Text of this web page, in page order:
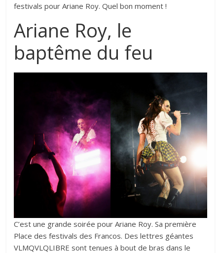
festivals pour Ariane Roy. Quel bon moment !
Ariane Roy, le
baptême du feu
C’est une grande soirée pour Ariane Roy. Sa première
Place des festivals des Francos. Des lettres géantes
VLMQVLQLIBRE sont tenues à bout de bras dans le